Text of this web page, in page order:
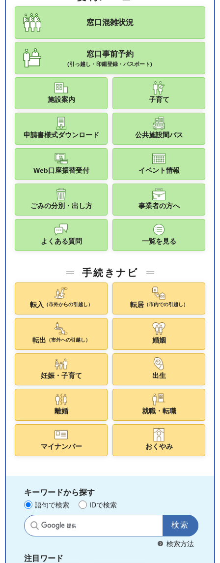
窓口混雑状況
窓口事前予約
(引っ越し・印鑑登録・パスポート)
施設案内 子育て
申請書様式ダウンロード 公共施設間バス
Web口座振替受付 イベント情報
ごみの分別・出し方 事業者の方へ
よくある質問 一覧を見る
手続きナビ
転入 （市外からの引越し） 転居（市内での引越し）
転出 （市外への引越し） 婚姻
妊娠・子育て 出生
離婚 就職・転職
マイナンバー おくやみ
キーワードから探す
語句で検索 IDで検索
サイト内検索
検索方法
注目ワード